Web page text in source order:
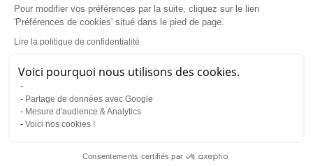
Pour modifier vos préférences par la suite, cliquez sur le lien
'Préférences de cookies' situé dans le pied de page.
Lire la politique de confidentialité
Voici pourquoi nous utilisons des cookies.
Partage de données avec Google
Mesure d'audience & Analytics
Voici nos cookies !
Consentements certifiés par
Toutefois, les fabricants et revendeurs
recommandent une prise de 1500 mg par jour.
Pour savoir si vous prenez la dose juste, nous
sur le produit ou aux conseils d’un professionnel
La plupart des aliments en contiennent étant
donné que c’est un composé naturel. L’acide
quantité dans l’asperge malgré l’origine de son